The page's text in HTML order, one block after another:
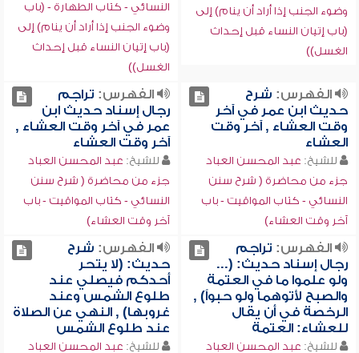
وضوء الجنب إذا أراد أن ينام) إلى
(باب إتيان النساء قبل إحداث
الغسل))
النسائي - كتاب الطهارة - (باب
وضوء الجنب إذا أراد أن ينام) إلى
(باب إتيان النساء قبل إحداث
الغسل))
الفهرس: شرح
حديث ابن عمر في آخر
وقت العشاء , آخر وقت
العشاء
للشيخ: عبد المحسن العباد
جزء من محاضرة ( شرح سنن
النسائي - كتاب المواقيت - باب
آخر وقت العشاء)
الفهرس: تراجم
رجال إسناد حديث ابن
عمر في آخر وقت العشاء ,
آخر وقت العشاء
للشيخ: عبد المحسن العباد
جزء من محاضرة ( شرح سنن
النسائي - كتاب المواقيت - باب
آخر وقت العشاء)
الفهرس: تراجم
رجال إسناد حديث: (...
ولو علموا ما في العتمة
والصبح لأتوهما ولو حبواً) ,
الرخصة في أن يقال
للعشاء: العتمة
للشيخ: عبد المحسن العباد
الفهرس: شرح
حديث: (لا يتحر
أحدكم فيصلي عند
طلوع الشمس وعند
غروبها) , النهي عن الصلاة
عند طلوع الشمس
للشيخ: عبد المحسن العباد